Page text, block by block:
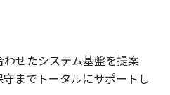
せたシステム基盤を提案
までトータルにサポートし